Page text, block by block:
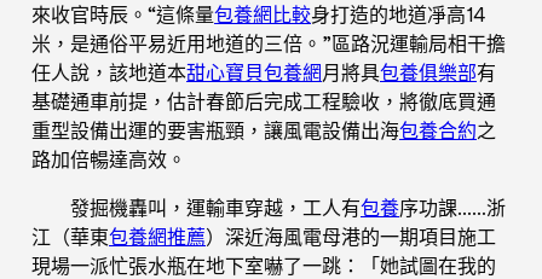
來收官時辰。“這條量包養網比較身打造的地道凈高14
米，是通俗平易近用地道的三倍。”區路況運輸局相干擔
任人說，該地道本甜心寶貝包養網月將具包養俱樂部有
基礎通車前提，估計春節后完成工程驗收，將徹底買通
重型設備出運的要害瓶頸，讓風電設備出海包養合約之
路加倍暢達高效。
發掘機轟叫，運輸車穿越，工人有包養序功課……浙
江（華東包養網推薦）深近海風電母港的一期項目施工
現場一派忙張水瓶在地下室嚇了一跳：「她試圖在我的